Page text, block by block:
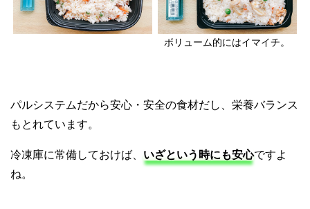
ボリューム的にはイマイチ。
パルシステムだから安心・安全の食材だし、栄養バランス
もとれています。
冷凍庫に常備しておけば、 いざという時にも安心ですよ
ね。